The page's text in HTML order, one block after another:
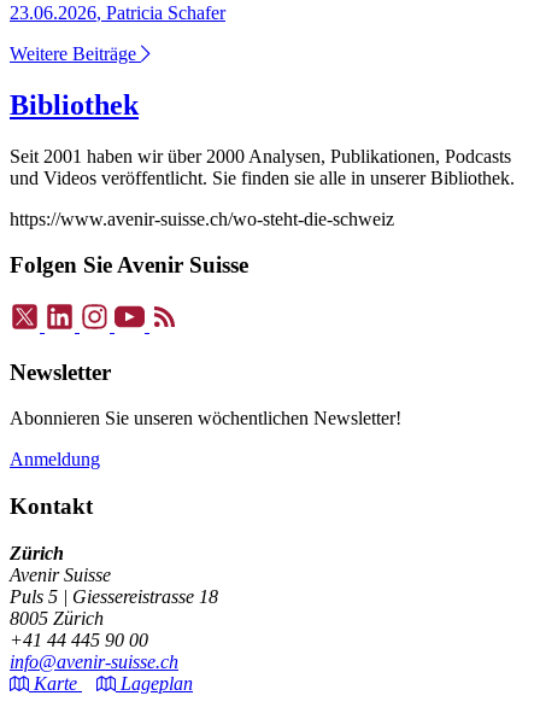
23.06.2026, Patricia Schafer
Weitere Beiträge
Bibliothek
Seit 2001 haben wir über 2000 Analysen, Publikationen, Podcasts
und Videos veröffentlicht. Sie finden sie alle in unserer Bibliothek.
https://www.avenir-suisse.ch/wo-steht-die-schweiz
Folgen Sie Avenir Suisse
Newsletter
Abonnieren Sie unseren wöchentlichen Newsletter!
Anmeldung
Kontakt
Zürich
Avenir Suisse
Puls 5 | Giessereistrasse 18
8005 Zürich
+41 44 445 90 00
info@avenir-suisse.ch
Karte
Lageplan